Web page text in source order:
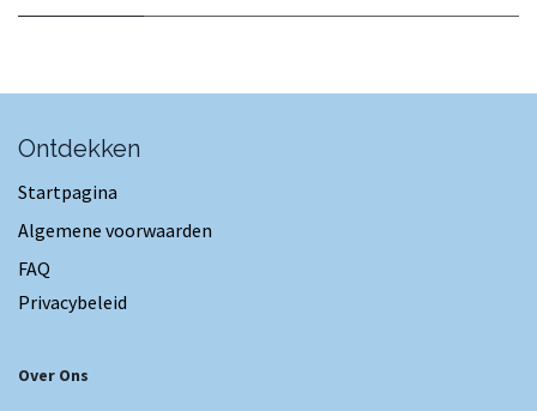
Ontdekken
Startpagina
Algemene voorwaarden
FAQ
Privacybeleid
Over Ons